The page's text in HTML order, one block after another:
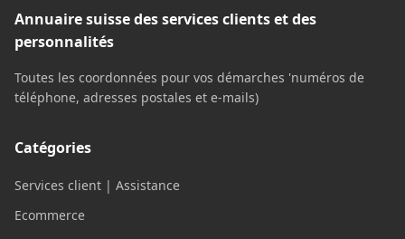
Annuaire suisse des services clients et des
personnalités
Toutes les coordonnées pour vos démarches 'numéros de
téléphone, adresses postales et e-mails)
Catégories
Services client | Assistance
Ecommerce